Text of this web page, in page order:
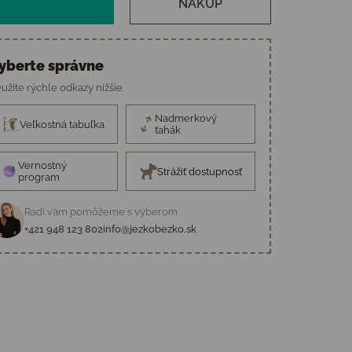
NÁKUP
správne
rýchle odkazy nižšie.
Veľkostná tabuľka
Nadmerkový
ťahák
Vernostný
program
Strážiť dostupnosť
Radi vám pomôžeme s výberom
+421 948 123 802info@jezkobezko.sk